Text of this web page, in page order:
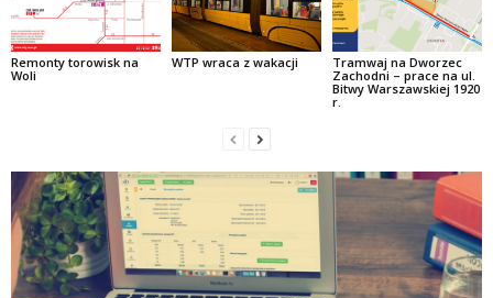
Remonty torowisk na
Woli
WTP wraca z wakacji
Tramwaj na Dworzec
Zachodni – prace na ul.
Bitwy Warszawskiej 1920
r.